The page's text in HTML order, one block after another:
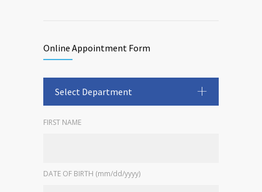
Online Appointment Form
Select Department
FIRST NAME
DATE OF BIRTH (mm/dd/yyyy)